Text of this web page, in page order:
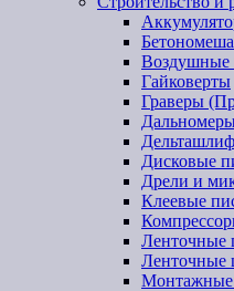
Воздушные
Гайковерты
Граверы
Дисковые
Дрели и
Клеевые
Ленточные
Ленточные